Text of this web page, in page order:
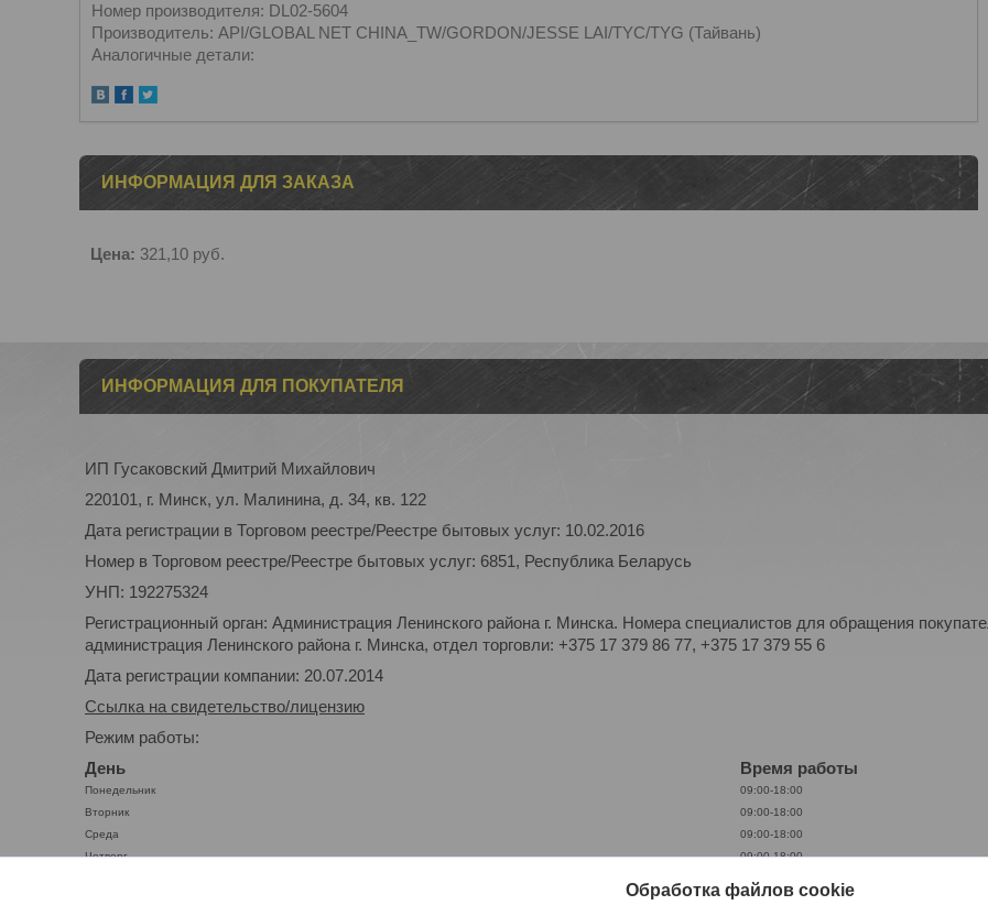
Номер производителя: DL02-5604
Производитель: API/GLOBAL NET CHINA_TW/GORDON/JESSE LAI/TYC/TYG (Тайвань)
Аналогичные детали:
ИНФОРМАЦИЯ ДЛЯ ЗАКАЗА
Цена: 321,10 руб.
ИНФОРМАЦИЯ ДЛЯ ПОКУПАТЕЛЯ
ИП Гусаковский Дмитрий Михайлович
220101, г. Минск, ул. Малинина, д. 34, кв. 122
Дата регистрации в Торговом реестре/Реестре бытовых услуг: 10.02.2016
Номер в Торговом реестре/Реестре бытовых услуг: 6851, Республика Беларусь
УНП: 192275324
Регистрационный орган: Администрация Ленинского района г. Минска. Номера специалистов для обращения
администрация Ленинского района г. Минска, отдел торговли: +375 17 379 86 77, +375 17 379 55 6
Дата регистрации компании: 20.07.2014
Ссылка на свидетельство/лицензию
Режим работы:
День
Время работы
Понедельник
09:00-18:00
Вторник
09:00-18:00
Среда
09:00-18:00
Четверг
09:00-18:00
09:00-18:00
Обработка файлов cookie